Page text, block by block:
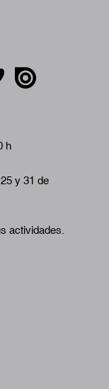
h
y 31 de
actividades.